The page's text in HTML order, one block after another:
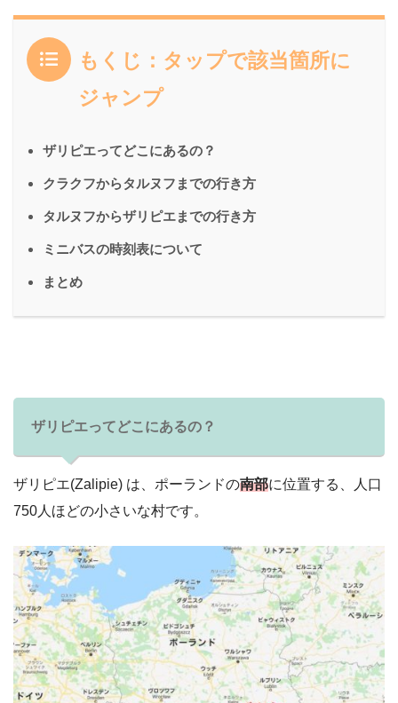
もくじ：タップで該当箇所に
ジャンプ
ザリピエってどこにあるの？
クラクフからタルヌフまでの行き方
タルヌフからザリピエまでの行き方
ミニバスの時刻表について
まとめ
ザリピエってどこにあるの？
ザリピエ(Zalipie) は、ポーランドの南部に位置する、人口
750人ほどの小さいな村です。